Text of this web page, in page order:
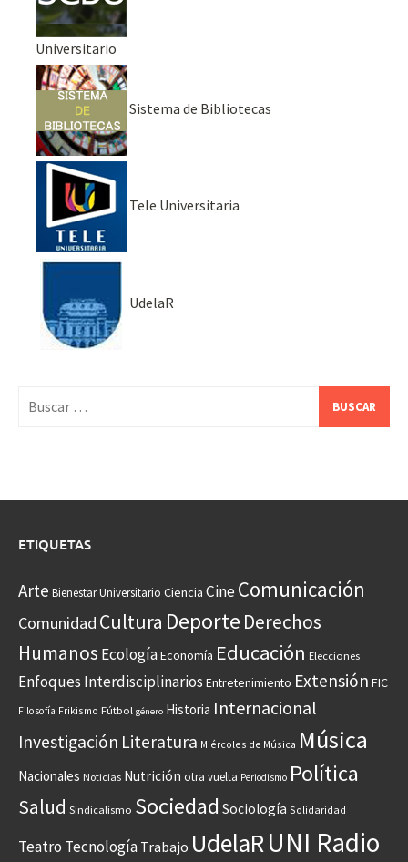
Universitario
Sistema de Bibliotecas
Tele Universitaria
UdelaR
ETIQUETAS
Arte Bienestar Universitario Ciencia CineComunicación
Comunidad Cultura Deporte Derechos
Humanos EcologíaEconomía Educación Elecciones
Enfoques Interdisciplinarios Entretenimiento Extensión FIC
Filosofía Frikismo Fútbol género Historia Internacional
Investigación Literatura Miércoles de Música Música
Nacionales Noticias Nutrición otra vuelta Periodismo Política
Salud Sindicalismo Sociedad Sociología Solidaridad
Teatro Tecnología Trabajo UdelaR UNI Radio